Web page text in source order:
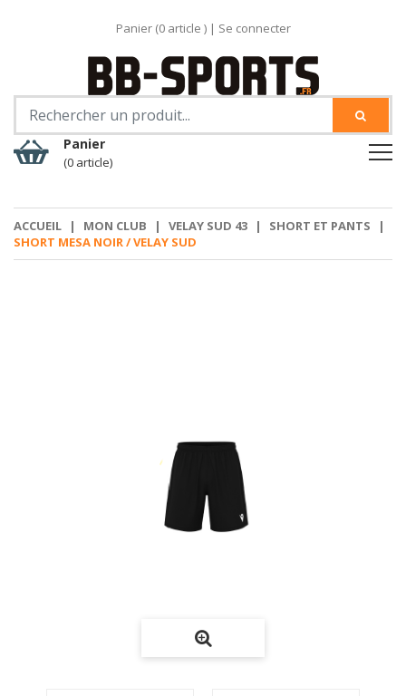
Panier (0article ) | Se connecter
Panier
(0 article)
ACCUEIL | MON CLUB | VELAY SUD 43 | SHORT ET PANTS
|
SHORT MESA NOIR / VELAY SUD